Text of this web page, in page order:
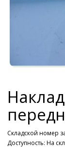
Складской номер
Доступность: На